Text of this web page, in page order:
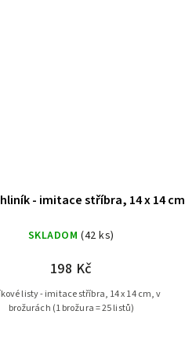
- imitace stříbra, 14 x 14 cm
SKLADOM (42 ks)
198 Kč
listy - imitace stříbra, 14 x 14 cm, v
brožurách (1 brožura = 25 listů)